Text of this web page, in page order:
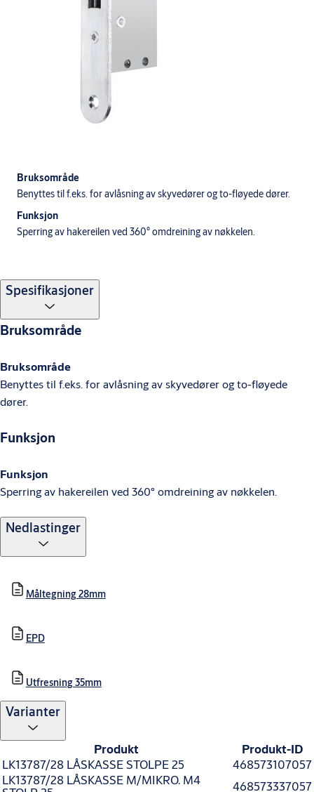
Bruksområde
Benyttes til f.eks. for avlåsning av skyvedører og to-fløyede dører.
Funksjon
Sperring av hakereilen ved 360° omdreining av nøkkelen.
Spesifikasjoner
Bruksområde
Bruksområde
Benyttes til f.eks. for avlåsning av skyvedører og to-fløyede
dører.
Funksjon
Funksjon
Sperring av hakereilen ved 360° omdreining av nøkkelen.
Nedlastinger
Måltegning 28mm
EPD
Utfresning 35mm
Varianter
Produkt
Produkt-ID
LK13787/28 LÅSKASSE STOLPE 25
468573107057
LK13787/28 LÅSKASSE M/MIKRO. M4
468573337057